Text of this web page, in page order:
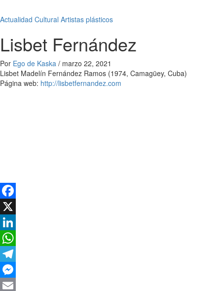
Actualidad Cultural Artistas plásticos
Lisbet Fernández
Por Ego de Kaska / marzo 22, 2021
Lisbet Madelín Fernández Ramos (1974, Camagüey, Cuba)
Página web: http://lisbetfernandez.com
Facebook
X
LinkedIn
WhatsApp
Telegram
Messenger